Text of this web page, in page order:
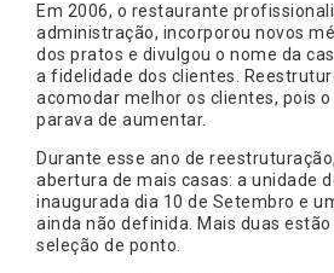
Em 2006, o restaurante
administração, incorporou novos
dos pratos e divulgou o nome da
a fidelidade dos clientes.
acomodar melhor os clientes, pois
parava de aumentar.
Durante esse ano de
abertura de mais casas: a unidade
inaugurada dia 10 de Setembro e
ainda não definida. Mais duas
seleção de ponto.